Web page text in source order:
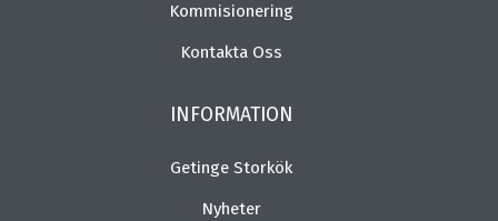
Kommisionering
Kontakta Oss
INFORMATION
Getinge Storkök
Nyheter